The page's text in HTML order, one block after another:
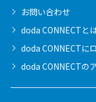
お問い合わせ
doda CONNECTと
doda CONNECTに
doda CONNECTの